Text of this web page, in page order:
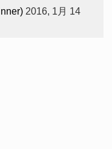
2016, 1月 14